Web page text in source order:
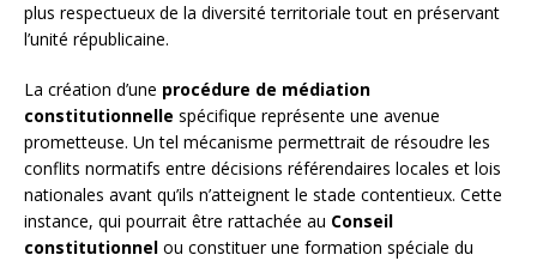
plus respectueux de la diversité territoriale tout en préservant
l’unité républicaine.
La création d’une procédure de médiation
constitutionnelle spécifique représente une avenue
prometteuse. Un tel mécanisme permettrait de résoudre les
conflits normatifs entre décisions référendaires locales et lois
nationales avant qu’ils n’atteignent le stade contentieux. Cette
instance, qui pourrait être rattachée au Conseil
constitutionnel ou constituer une formation spéciale du